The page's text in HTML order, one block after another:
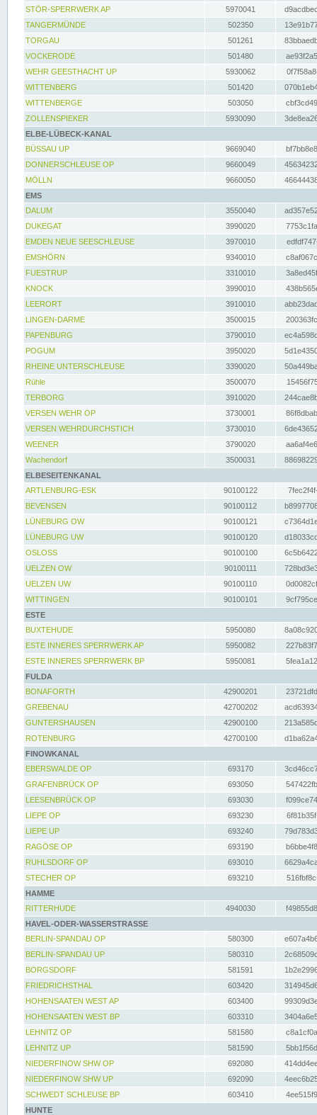
STÖR-SPERRWERK AP 5970041
TANGERMÜNDE
502350
TORGAU
501261
VOCKERODE
501480
WEHR GEESTHACHT UP
5930062
WITTENBERG
501420
WITTENBERGE
503050
ZOLLENSPIEKER
5930090
ELBE-LÜBECK-KANAL
BÜSSAU UP
9669040
DONNERSCHLEUSE OP
9660049
MÖLLN
9660050
EMS
DALUM
3550040
DUKEGAT
3990020
EMDEN NEUE SEESCHLEUSE
3970010
EMSHÖRN
9340010
FUESTRUP
3310010
KNOCK
3990010
LEERORT
3910010
LINGEN-DARME
3500015
PAPENBURG
3790010
POGUM
3950020
RHEINE UNTERSCHLEUSE
3390020
Rühle
3500070
TERBORG
3910020
VERSEN WEHR OP
3730001
VERSEN WEHRDURCHSTICH
3730010
WEENER
3790020
Wachendorf
3500031
ELBESEITENKANAL
ARTLENBURG-ESK
90100122
BEVENSEN
90100112
LÜNEBURG OW
90100121
LÜNEBURG UW
90100120
OSLOSS
90100100
UELZEN OW
90100111
UELZEN UW
90100110
WITTINGEN
90100101
ESTE
BUXTEHUDE
5950080
ESTE INNERES SPERRWERK AP
5950082
ESTE INNERES SPERRWERK BP
5950081
FULDA
BONAFORTH
42900201
GREBENAU
42700202
GUNTERSHAUSEN
42900100
ROTENBURG
42700100
FINOWKANAL
EBERSWALDE OP
693170
GRAFENBRÜCK OP
693050
LEESENBRÜCK OP
693030
LIEPE OP
693230
LIEPE UP
693240
RAGÖSE OP
693190
RUHLSDORF OP
693010
STECHER OP
693210
HAMME
RITTERHUDE
4940030
HAVEL-ODER-WASSERSTRASSE
BERLIN-SPANDAU OP
580300
BERLIN-SPANDAU UP
580310
BORGSDORF
581591
FRIEDRICHSTHAL
603420
HOHENSAATEN WEST AP
603400
HOHENSAATEN WEST BP
603310
LEHNITZ OP
581580
LEHNITZ UP
581590
NIEDERFINOW SHW OP
692080
NIEDERFINOW SHW UP
692090
SCHWEDT SCHLEUSE BP
603410
HUNTE